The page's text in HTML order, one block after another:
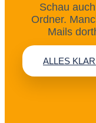
Schau
Ordner.
Mails
ALLES